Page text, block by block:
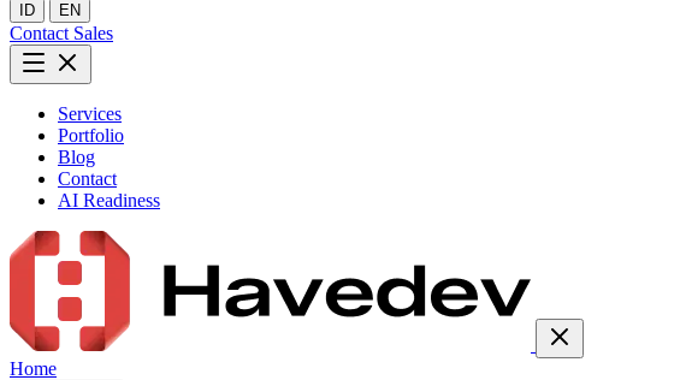
ID EN
Contact Sales
Services
Portfolio
Blog
Contact
AI Readiness
Home